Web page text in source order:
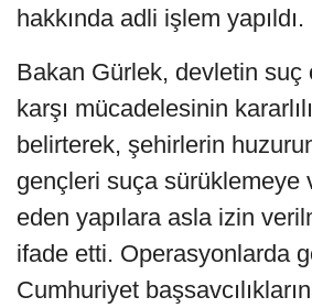
hakkında adli işlem yapıldı.
Bakan Gürlek, devletin suç
karşı mücadelesinin
belirterek, şehirlerin
gençleri suça sürüklemeye
eden yapılara asla izin
ifade etti. Operasyonlarda
Cumhuriyet